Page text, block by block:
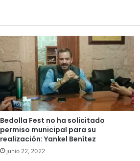
Bedolla Fest no ha solicitado
permiso municipal para su
realización: Yankel Benítez
junio 22, 2022